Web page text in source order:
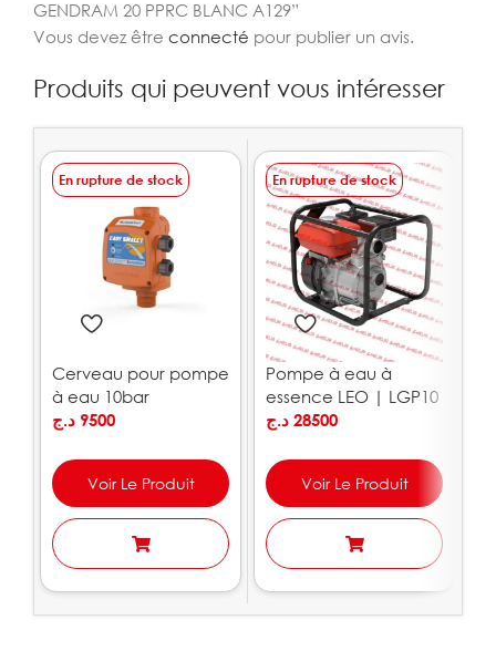
GENDRAM 20 PPRC BLANC A129”
Vous devez être connecté pour publier un avis.
Produits qui peuvent vous intéresser
En rupture de stock
Cerveau pour pompe
à eau 10bar
PEDROLLO
9500 د.ج
Voir Le Produit
En rupture de stock
Pompe à eau à
essence LEO | LGP10
28500 د.ج
Voir Le Produit